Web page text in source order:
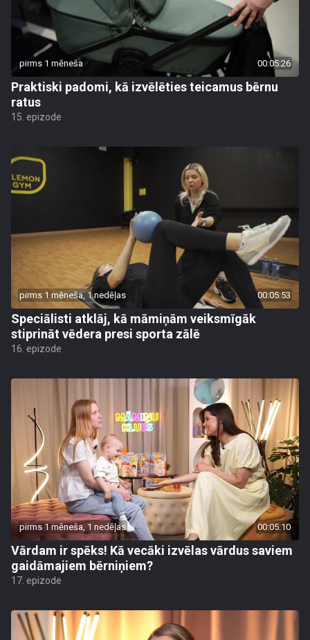
pirms 1 mēneša 00:05:26
Praktiski padomi, kā izvēlēties teicamus bērnu
ratus
15. epizode
pirms 1 mēneša, 1 nedēļas 00:05:53
Speciālisti atklāj, kā māmiņām veiksmīgāk
stiprināt vēdera presi sporta zālē
16. epizode
pirms 1 mēneša, 1 nedēļas 00:05:10
Vārdam ir spēks! Kā vecāki izvēlas vārdus saviem
gaidāmajiem bērniņiem?
17. epizode